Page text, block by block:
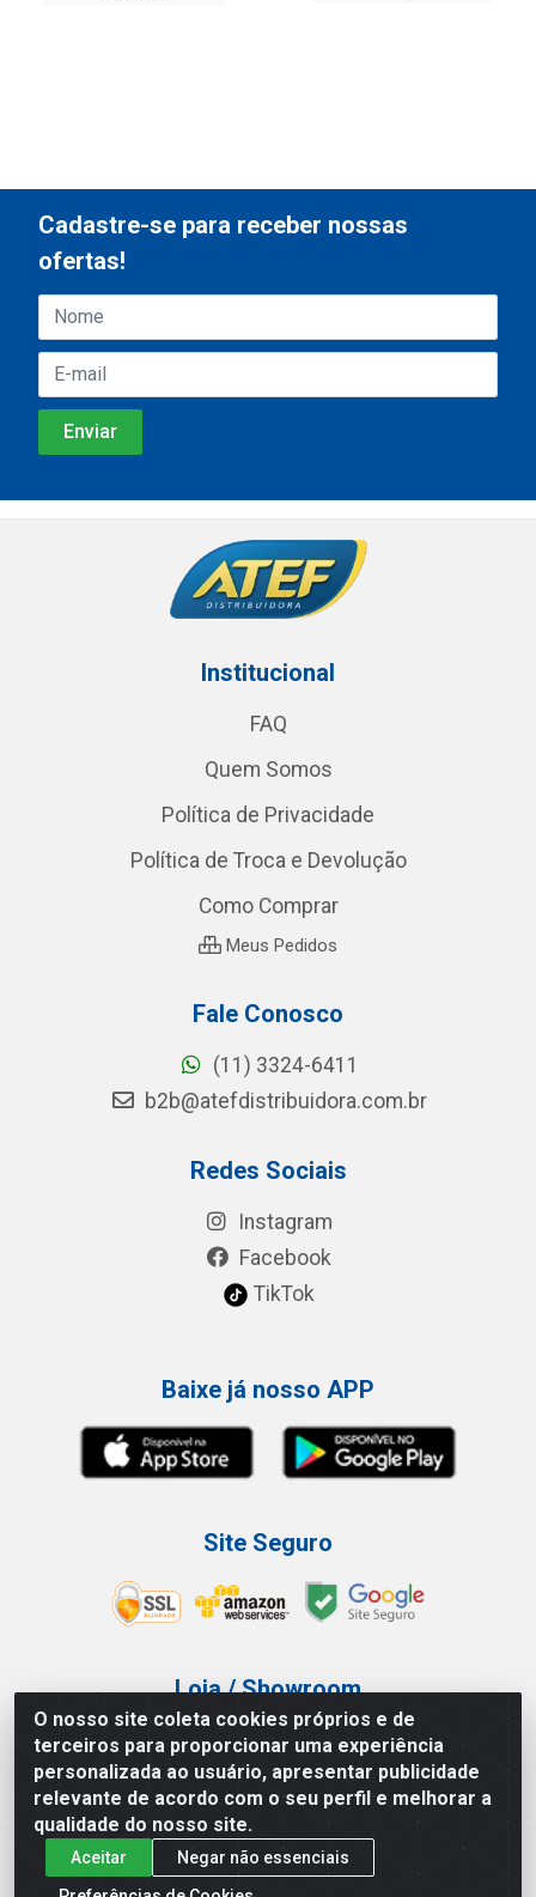
O nosso site coleta cookies próprios e de
terceiros para proporcionar uma experiência
personalizada ao usuário, apresentar publicidade
relevante de acordo com o seu perfil e melhorar a
qualidade do nosso site.
Aceitar
Negar não essenciais
Cadastre-se para receber nossas
ofertas!
Institucional
FAQ
Quem Somos
Política de Privacidade
Política de Troca e Devolução
Como Comprar
Meus Pedidos
Fale Conosco
(11) 3324-6411
b2b@atefdistribuidora.com.br
Redes Sociais
Instagram
Facebook
TikTok
Baixe já nosso APP
Site Seguro
Loja / Showroom
Tel.: (11) 3227-0546
Av Vautier, 587/597 - Pari - São Paulo/SP
Atef Distribuidora LTDA - Av. Vautier, 585/597 - Pari - São
Paulo/SP - CEP 03.032-000 - CNPJ 27.717.135/0001-29